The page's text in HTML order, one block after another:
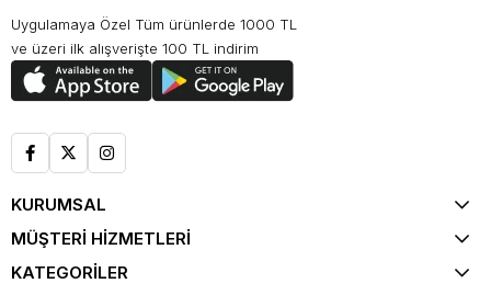
Uygulamaya Özel Tüm ürünlerde 1000 TL
ve üzeri ilk alışverişte 100 TL indirim
KURUMSAL
MÜŞTERİ HİZMETLERİ
KATEGORİLER